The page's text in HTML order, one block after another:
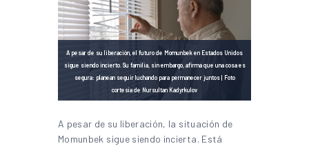
A pesar de su liberación, el futuro de Momunbek en Estados Unidos
sigue siendo incierto. Su familia, sin embargo, afirma que una cosa es
segura: planean seguir luchando para permanecer juntos | Foto
cortesía de Nursultan Kadyrkulov
A pesar de su liberación, la situación de
Momunbek sigue siendo incierta. Está